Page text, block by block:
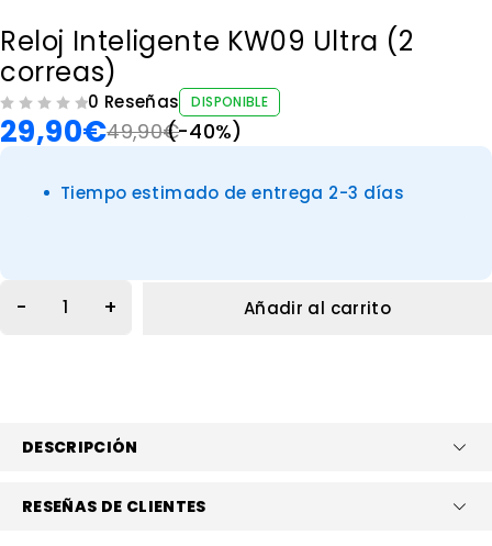
Reloj Inteligente KW09 Ultra (2
correas)
0 Reseñas DISPONIBLE
49,90€
29,90€ (-40%)
Tiempo estimado de entrega 2-3 días
Añadir al carrito
DESCRIPCIÓN
RESEÑAS DE CLIENTES